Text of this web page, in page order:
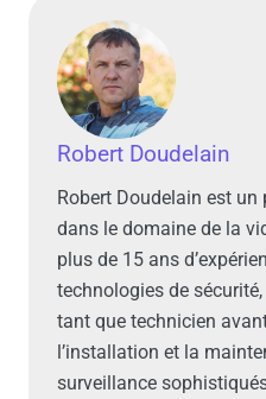
Robert Doudelain
Robert Doudelain est
dans le domaine de la
plus de 15 ans
technologies de
tant que technicien
l’installation et la
surveillance